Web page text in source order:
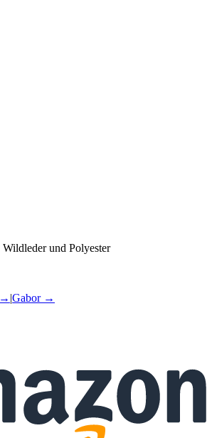
Wildleder und Polyester
→ |Gabor→